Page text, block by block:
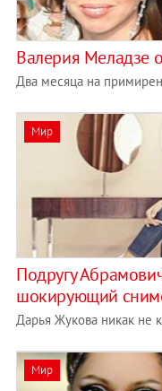
Валерия Меладзе
Два месяца на
Мир
Подругу
шокирующий
Дарья Жукова никак не
Мир